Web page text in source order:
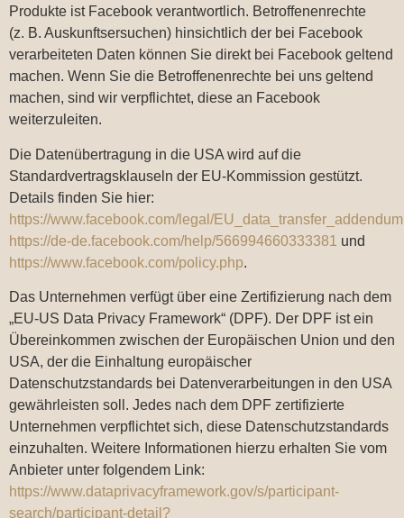
Produkte ist Facebook verantwortlich. Betroffenenrechte
(z. B. Auskunftsersuchen) hinsichtlich der bei Facebook
verarbeiteten Daten können Sie direkt bei Facebook geltend
machen. Wenn Sie die Betroffenenrechte bei uns geltend
machen, sind wir verpflichtet, diese an Facebook
weiterzuleiten.
Die Datenübertragung in die USA wird auf die
Standardvertragsklauseln der EU-Kommission gestützt.
Details finden Sie hier:
https://www.facebook.com/legal/EU_data_transfer_addendum
https://de-de.facebook.com/help/566994660333381 und
https://www.facebook.com/policy.php.
Das Unternehmen verfügt über eine Zertifizierung nach dem
„EU-US Data Privacy Framework“ (DPF). Der DPF ist ein
Übereinkommen zwischen der Europäischen Union und den
USA, der die Einhaltung europäischer
Datenschutzstandards bei Datenverarbeitungen in den USA
gewährleisten soll. Jedes nach dem DPF zertifizierte
Unternehmen verpflichtet sich, diese Datenschutzstandards
einzuhalten. Weitere Informationen hierzu erhalten Sie vom
Anbieter unter folgendem Link:
https://www.dataprivacyframework.gov/s/participant-
search/participant-detail?